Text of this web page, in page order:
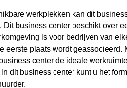
werkplekken kan dit
Dit business center beschikt over
is voor bedrijven van
eerste plaats wordt
center de ideale
dit business center kunt u het